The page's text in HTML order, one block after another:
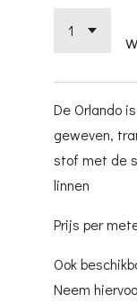
De Orlando
geweven,
stof met de
linnen
Prijs per
Ook
Neem